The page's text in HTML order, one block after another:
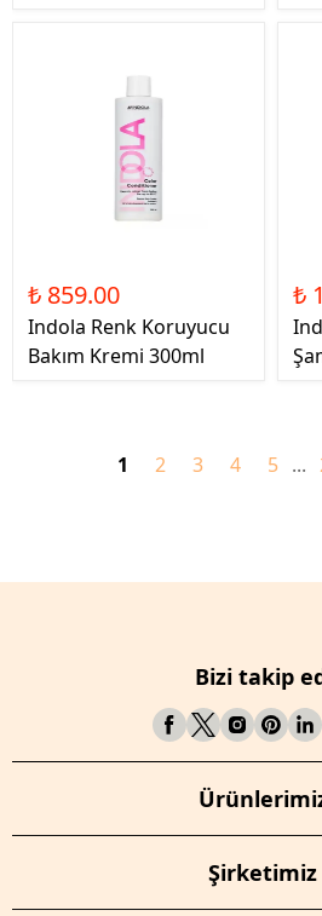
₺ 859.00
Indola Renk Koruyucu
Bakım Kremi 300ml
₺
1 2 3 4 5
Bizi takip
Şirketimiz